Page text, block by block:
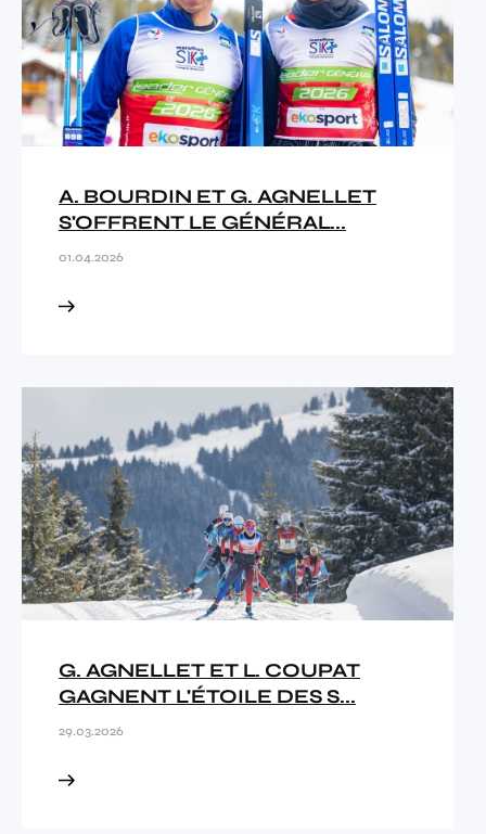
A. BOURDIN ET G. AGNELLET
S'OFFRENT LE GÉNÉRAL...
01.04.2026
G. AGNELLET ET L. COUPAT
GAGNENT L'ÉTOILE DES S...
29.03.2026